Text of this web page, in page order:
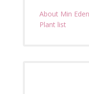
About Min Eden
Plant list